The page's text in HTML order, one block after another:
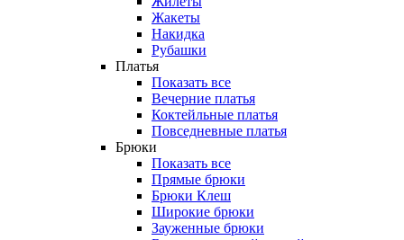
Жакеты
Накидка
Рубашки
Платья
Показать все
Вечерние платья
Коктейльные платья
Повседневные платья
Брюки
Показать все
Прямые брюки
Брюки Клеш
Широкие брюки
Зауженные брюки